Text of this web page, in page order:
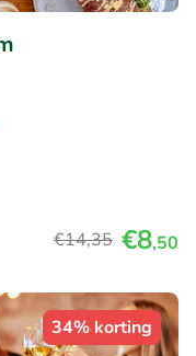
€14,35 €8,50
34% korting